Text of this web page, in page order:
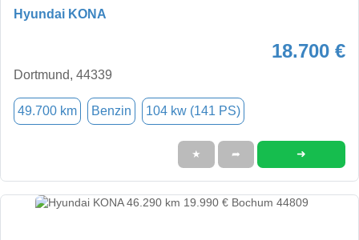
Hyundai KONA
18.700 €
Dortmund, 44339
49.700 km Benzin 104 kw (141 PS)
★ ➦ ➜